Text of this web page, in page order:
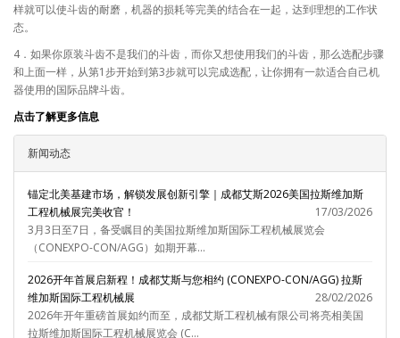
样就可以使斗齿的耐磨，机器的损耗等完美的结合在一起，达到理想的工作状
态。
4．如果你原装斗齿不是我们的斗齿，而你又想使用我们的斗齿，那么选配步骤
和上面一样，从第1步开始到第3步就可以完成选配，让你拥有一款适合自己机
器使用的国际品牌斗齿。
点击了解更多信息
新闻动态
锚定北美基建市场，解锁发展创新引擎｜成都艾斯2026美国拉斯维加斯
工程机械展完美收官！
17/03/2026
3月3日至7日，备受瞩目的美国拉斯维加斯国际工程机械展览会
（CONEXPO-CON/AGG）如期开幕...
2026开年首展启新程！成都艾斯与您相约 (CONEXPO-CON/AGG) 拉斯
维加斯国际工程机械展
28/02/2026
2026年开年重磅首展如约而至，成都艾斯工程机械有限公司将亮相美国
拉斯维加斯国际工程机械展览会 (C...